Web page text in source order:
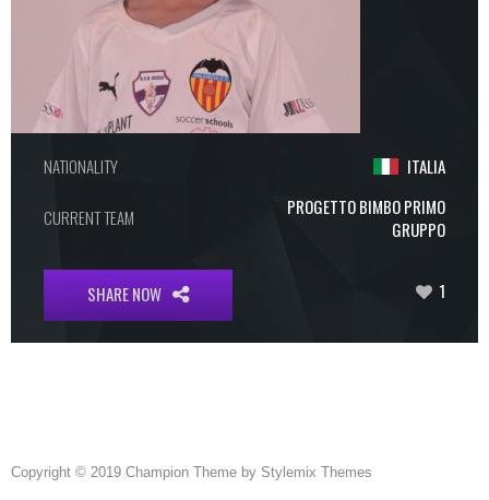
NATIONALITY ITALIA
CURRENT TEAM
PROGETTO BIMBO PRIMO
GRUPPO
SHARE NOW 1
Copyright © 2019 Champion Theme by Stylemix Themes